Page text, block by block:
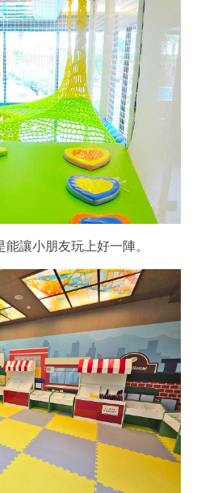
讓小朋友玩上好一陣。